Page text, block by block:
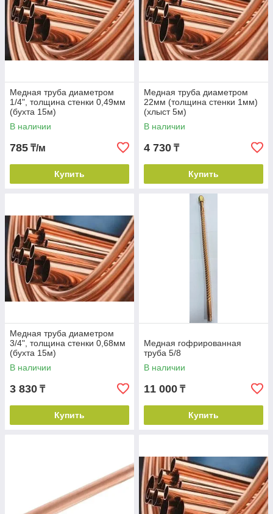
Вся продукция есть в наличии.
Внимательное отношение к клиентам.
Вы оформляете заказ.
Менеджер перезванивает.
Медная труба диаметром
1/4", толщина стенки 0,49мм
(бухта 15м)
В наличии
785 ₸/м
Купить
Медная труба диаметром
22мм (толщина стенки 1мм)
(хлыст 5м)
В наличии
4 730 ₸
Купить
Медная труба диаметром
3/4", толщина стенки 0,68мм
(бухта 15м)
В наличии
3 830 ₸
Купить
Медная гофрированная
труба 5/8
В наличии
11 000 ₸
Купить